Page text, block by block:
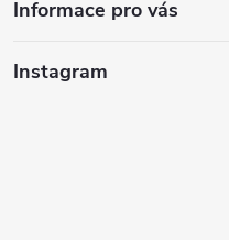
Informace pro vás
Instagram